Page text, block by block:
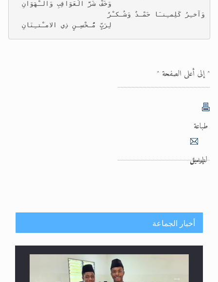
                        وَخَفْ شَرَّ الْعَوَاقِبِ وَالـْهَوَانِ
وَآخـِرُ كَلِمـِنـَا حَمْـدٌ وَشُـكـْرٌ
                        لِرَبٍّ مُّـحْسِـنٍ ذِي الامـْتـِنَانِ
^ إلى أعلى الصفحة ^
طباعة
إرسل لصديق
أخبار الجماعة